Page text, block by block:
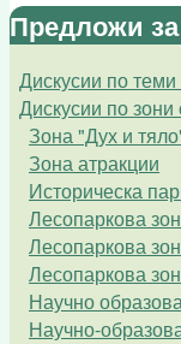
Предложи
Дискусии по
Дискусии по
Зона "Дух и
Зона атракции
Историческа
Лесопаркова
Лесопаркова
Лесопаркова
Научно
Научно-